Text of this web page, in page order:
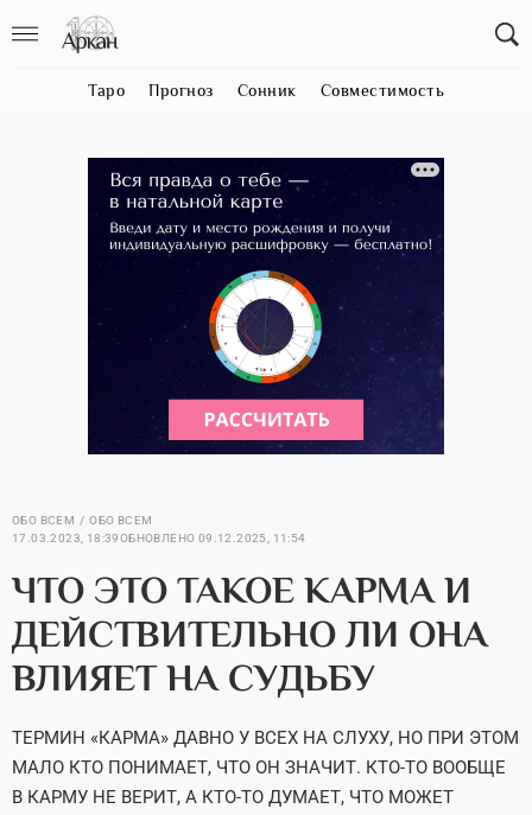
Таро Прогноз Сонник Совместимость
ОБО ВСЕМ
ОБО ВСЕМ
17.03.2023, 18:39ОБНОВЛЕНО 09.12.2025, 11:54
ЧТО ЭТО ТАКОЕ КАРМА И
ДЕЙСТВИТЕЛЬНО ЛИ ОНА
ВЛИЯЕТ НА СУДЬБУ
ТЕРМИН «КАРМА» ДАВНО У ВСЕХ НА СЛУХУ, НО ПРИ ЭТОМ
МАЛО КТО ПОНИМАЕТ, ЧТО ОН ЗНАЧИТ. КТО-ТО ВООБЩЕ
В КАРМУ НЕ ВЕРИТ, А КТО-ТО ДУМАЕТ, ЧТО МОЖЕТ